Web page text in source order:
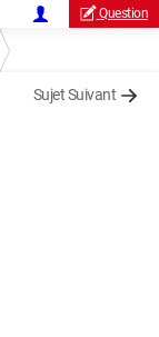
Question
Sujet Suivant